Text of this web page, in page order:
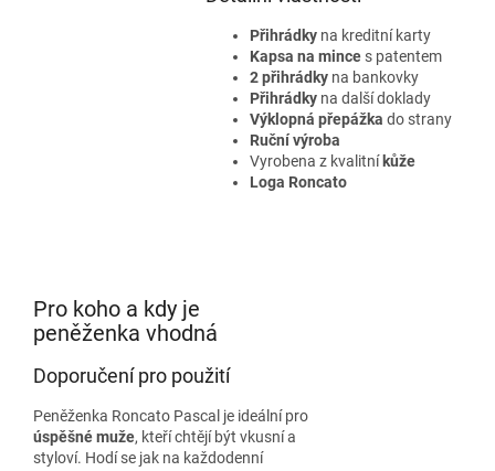
Přihrádkyna kreditní karty
Kapsa na minces patentem
2 přihrádkyna bankovky
Přihrádkyna další doklady
Výklopná přepážka do strany
Ruční výroba
Vyrobena z kvalitní kůže
Loga Roncato
Pro koho a kdy je
peněženka vhodná
Doporučení pro použití
Peněženka Roncato Pascal je ideální pro
úspěšné muže, kteří chtějí být vkusní a
styloví. Hodí se jak na každodenní